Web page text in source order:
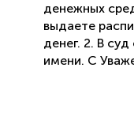
денежных
выдаете
денег. 2. В
имени. С